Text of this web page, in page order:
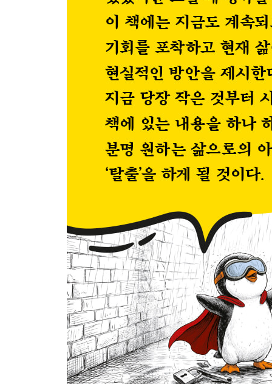
부동산으로 부자가 되는 공식: 무엇을 사야 하는가
ranker channel 5
상승장에서 돈 버는 사람은 따로 있다._ 215
ranker channel 6
주식으로 돈 버는 실전 공식: “핫한 것만 먹고” 빠져
변동성이 가장 큰 시장에서 살아남는 공식_ 224
ranker channel 8
돈을 버는 가장 빠른 공식: 당신이 브랜드가 되어라
ranker channel 9
인맥이 아니라 환경을 설계하라_ 234
ranker channel 10